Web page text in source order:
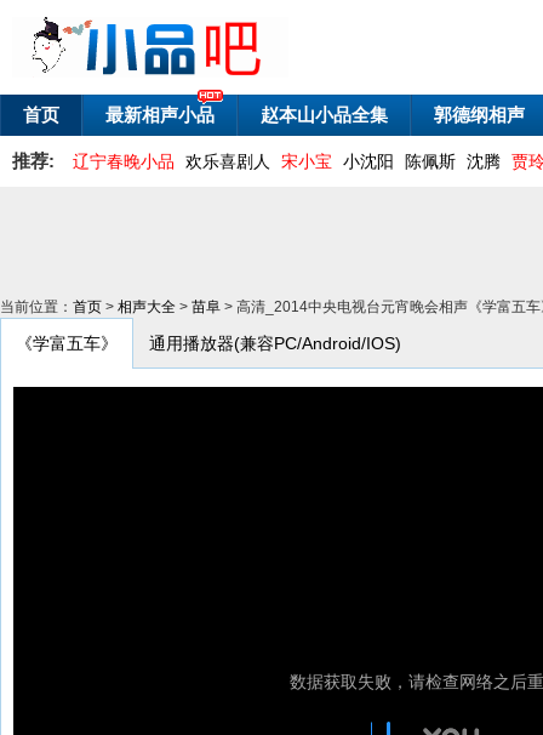
首页 最新相声小品 赵本山小品全集 郭德纲相声
推荐: 辽宁春晚小品 欢乐喜剧人 宋小宝 小沈阳 陈佩斯 沈腾 贾
当前位置： 首页 > 相声大全 > 苗阜 > 高清_2014中央电视台元宵晚会相声《学富五
《学富五车》 通用播放器(兼容PC/Android/IOS)